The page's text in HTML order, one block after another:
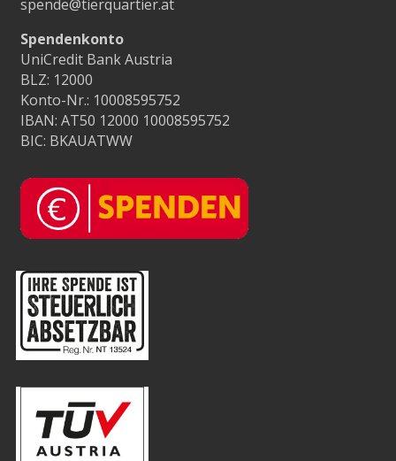
spende@tierquartier.at
Spendenkonto
UniCredit Bank Austria
BLZ: 12000
Konto-Nr.: 10008595752
IBAN: AT50 12000 10008595752
BIC: BKAUATWW